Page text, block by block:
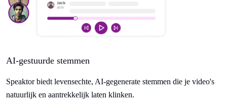
AI-gestuurde stemmen
Speaktor biedt levensechte, AI-gegenerate stemmen die je video's
natuurlijk en aantrekkelijk laten klinken.